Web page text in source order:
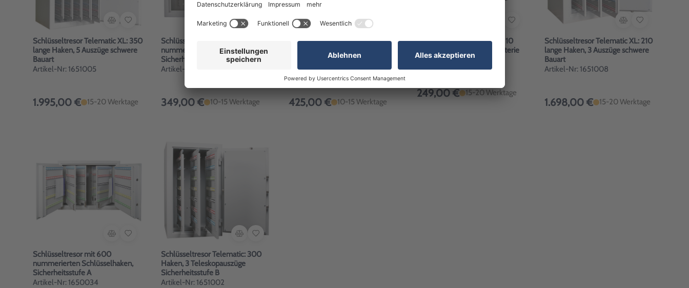
Schlüsseltresor Telematic XL: 350
lange Haken, 5 Auszüge schwere
Bauart
Artikel-Nr: 1651005
1.995,00 € 15-20 Werktage
Schlüsseltresor mit 100
nummerierten Schlüsselhaken,
Sicherheitsstufe A
Artikel-Nr: 1650001
349,00 € 10-15 Werktage
Schlüsseltresor mit 200
nummerierten Schlüsselhaken,
Sicherheitsstufe A
Artikel-Nr: 1650009
425,00 € 10-15 Werktage
Elektronikschloss mit bis zu 10
Mio.Kombinationen, mit Batterie
Artikel-Nr: 1650022/E
249,00 € 15-20 Werktage
Schlüsseltresor Telematic XL: 210
lange Haken, 3 Auszüge schwere
Bauart
Artikel-Nr: 1651008
1.698,00 € 15-20 Werktage
Schlüsseltresor mit 600
nummerierten Schlüsselhaken,
Sicherheitsstufe A
Artikel-Nr: 1650034
Schlüsseltresor Telematic: 300
Haken, 3 Teleskopauszüge
Sicherheitsstufe B
Artikel-Nr: 1651002